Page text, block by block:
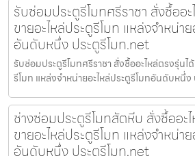
รับซ่อมประตูรีโมทศรีราชา สั่งซื้ออ
ขายอะไหล่ประตูรีโมท แหล่งจำหน่า
อันดับหนึ่ง ประตูรีโมท.net
รับซ่อมประตูรีโมทศรีราชา สั่งซื้ออะไหล่ตรงรุ่นไ
รีโมท แหล่งจำหน่ายอะไหล่ประตูรีโมทอันดับหนึ่ง
ช่างซ่อมประตูรีโมทสัตหีบ สั่งซื้ออะ
ขายอะไหล่ประตูรีโมท แหล่งจำหน่า
อันดับหนึ่ง ประตูรีโมท.net